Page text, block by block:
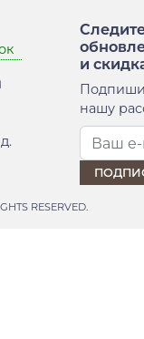
и
нашу
RESERVED.